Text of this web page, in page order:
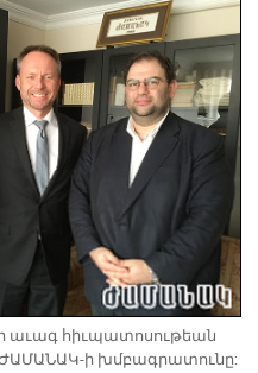
աւագ հիւպատոսութեան
ԺԱՄԱՆԱԿ-ի խմբագրատունը: